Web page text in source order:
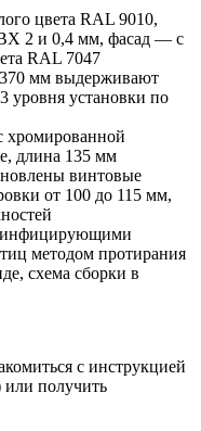
цвета RAL 9010,
2 и 0,4 мм, фасад — с
RAL 7047
мм выдерживают
уровня установки по
хромированной
длина 135 мм
винтовые
от 100 до 115 мм,
методом протирания
схема сборки в
с инструкцией
получить